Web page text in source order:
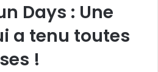
Days : Une
a tenu toutes
!